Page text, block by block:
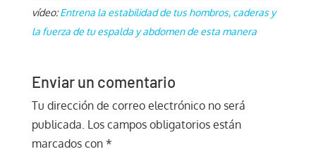
vídeo:Entrena la estabilidad de tus hombros, caderas y
la fuerza de tu espalda y abdomen de esta manera
Enviar un comentario
Tu dirección de correo electrónico no será
publicada. Los campos obligatorios están
marcados con *